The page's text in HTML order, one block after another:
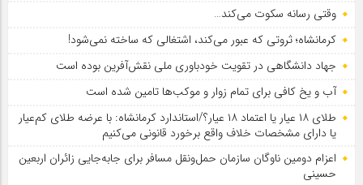
وقتی رسانه سکوت می‌کند…
کرمانشاه؛ ثروتی که عبور می‌کند، اشتغالی که ساخته نمی‌شود!
جهاد دانشگاهی در تقویت خودباوری ملی نقش‌آفرین بوده است
آب و یخ کافی برای تمام زوار و موکب‌ها تامین شده است
طلای ۱۸ عیار یا اعتماد ۱۸ عیار؟/استاندارد کرمانشاه: با عرضه طلای کم‌عیار
یا دارای مشخصات خلاف واقع برخورد قانونی می‌کنیم
اعزام دومین ناوگان سازمان حمل‌ونقل مسافر برای جابه‌جایی زائران اربعین
حسینی